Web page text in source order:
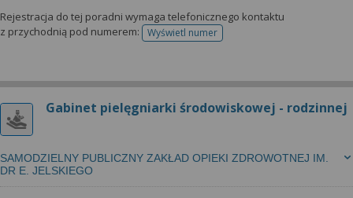
Rejestracja do tej poradni wymaga telefonicznego kontaktu
z przychodnią pod numerem:
Wyświetl numertelefonu do rejestracji
Gabinet pielęgniarki środowiskowej - rodzinnej
SAMODZIELNY PUBLICZNY ZAKŁAD OPIEKI ZDROWOTNEJ IM.
DR E. JELSKIEGO